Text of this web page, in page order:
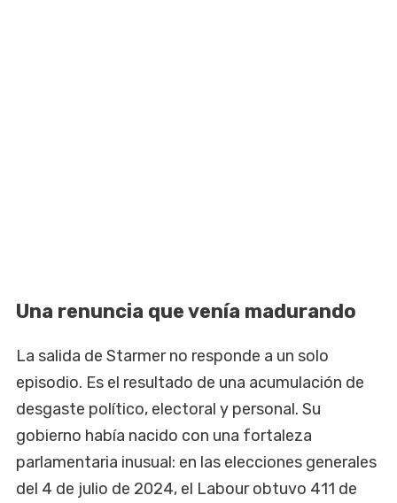
Una renuncia que venía madurando
La salida de Starmer no responde a un solo
episodio. Es el resultado de una acumulación de
desgaste político, electoral y personal. Su
gobierno había nacido con una fortaleza
parlamentaria inusual: en las elecciones generales
del 4 de julio de 2024, el Labour obtuvo 411 de